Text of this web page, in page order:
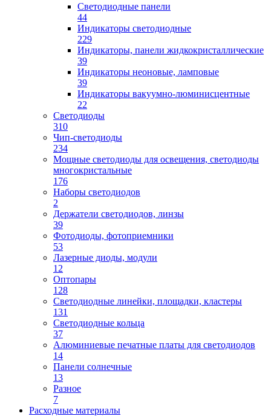
Светодиодные панели
44
Индикаторы светодиодные
229
Индикаторы, панели жидкокристаллические
39
Индикаторы неоновые, ламповые
39
Индикаторы вакуумно-люминисцентные
22
Светодиоды
310
Чип-светодиоды
234
Мощные светодиоды для освещения, светодиоды
многокристальные
176
Наборы светодиодов
2
Держатели светодиодов, линзы
39
Фотодиоды, фотоприемники
53
Лазерные диоды, модули
12
Оптопары
128
Светодиодные линейки, площадки, кластеры
131
Светодиодные кольца
37
Алюминиевые печатные платы для светодиодов
14
Панели солнечные
13
Разное
7
Расходные материалы